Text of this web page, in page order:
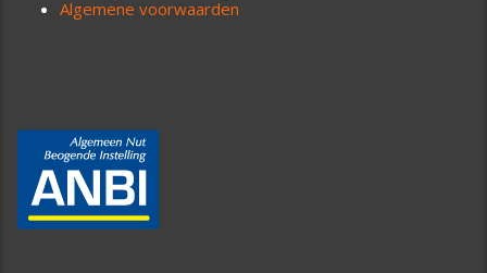
Algemene voorwaarden